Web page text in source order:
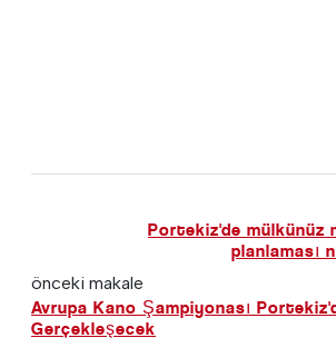
Portekiz'de mülkünüz
planlaması
önceki makale
Avrupa Kano Şampiyonası
Gerçekleşecek